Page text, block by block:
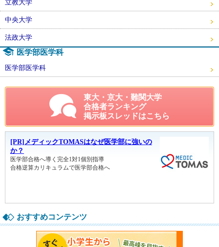
立教大学
中央大学
法政大学
医学部医学科
医学部医学科
東大・京大・難関大学
合格者ランキング
掲示板スレッドはこちら
おすすめコンテンツ